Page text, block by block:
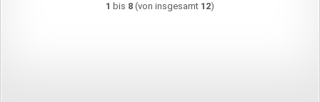
1 bis 8 (von insgesamt 12)